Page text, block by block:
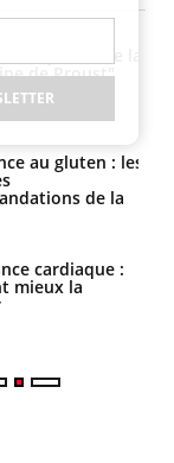
de Proust"
au gluten : les
de la
cardiaque :
mieux la